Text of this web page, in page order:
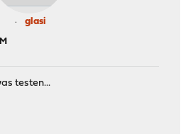
glasi
testen...